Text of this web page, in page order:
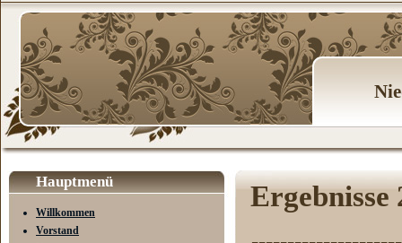
Hauptmenü
Willkommen
Vorstand
Ergebnisse